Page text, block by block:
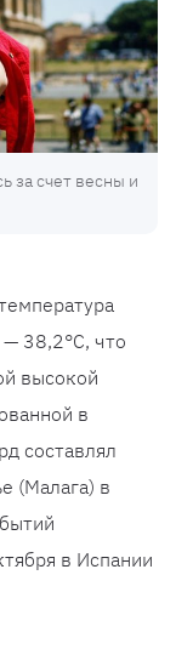
за счет весны и
38,2°C, что
высокой
в
составлял
(Малага) в
в Испании